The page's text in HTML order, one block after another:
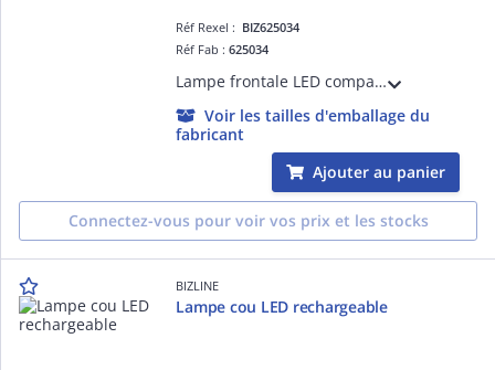
Réf Rexel : BIZ625034
Réf Fab :625034
Lampe frontale LED compacte IP54 et rechargeable. Pratique : elle s'allume et s'éteint d'un simple mouvement de main. Idéale pour éclairage d'inspection et de sécurité.
Voir les tailles d'emballage du
fabricant
Ajouter au panier
Connectez-vous pour voir vos prix et les stocks
BIZLINE
Lampe cou LED rechargeable